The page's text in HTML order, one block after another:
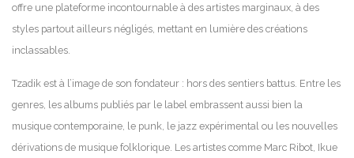
offre une plateforme incontournable à des artistes marginaux, à des
styles partout ailleurs négligés, mettant en lumière des créations
inclassables.
Tzadik est à l’image de son fondateur : hors des sentiers battus. Entre les
genres, les albums publiés par le label embrassent aussi bien la
musique contemporaine, le punk, le jazz expérimental ou les nouvelles
dérivations de musique folklorique. Les artistes comme Marc Ribot, Ikue